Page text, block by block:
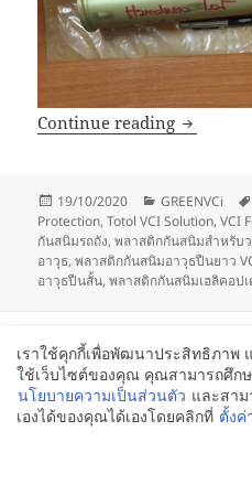
Continue reading VCI for
Posted
on
19/10/2020 Categories
GREENVCi
Protection,Totol VCI Solution,VCI
กันสนิมรถถัง,พลาสติกกันสนิมสำหรับ
อาวุธ,พลาสติกกันสนิมอาวุธปืนยาว
อาวุธปืนสั้น,พลาสติกกันสนิมเฮลิคอปเ
Proudly powered by WordPress
เราใช้คุกกี้เพื่อพัฒนาประสิทธิภาพ
ใช้เว็บไซต์ของคุณ คุณสามารถศึกษ
นโยบายความเป็นส่วนตัว และสา
เองได้ของคุณได้เองโดยคลิกที่ ตั้งค่